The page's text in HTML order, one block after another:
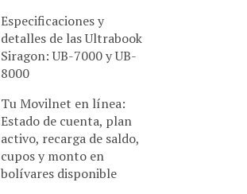
Especificaciones y
detalles de las Ultrabook
Siragon: UB-7000 y UB-
8000
Tu Movilnet en línea:
Estado de cuenta, plan
activo, recarga de saldo,
cupos y monto en
bolívares disponible